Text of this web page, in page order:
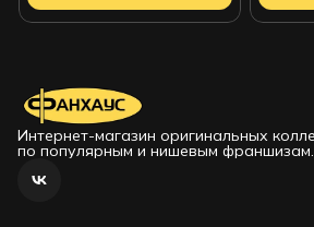
Интернет-магазин оригинальных коллекционных фигурок
по популярным и нишевым франшизам.